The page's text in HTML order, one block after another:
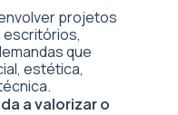
projetos
escritórios,
que
estética,
a valorizar o